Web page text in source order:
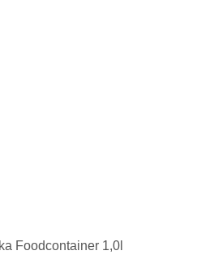
Foodcontainer 1,0l